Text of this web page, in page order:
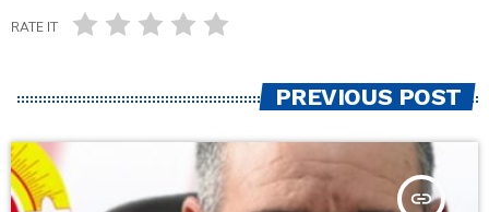
RATE IT
PREVIOUS POST
insert_link